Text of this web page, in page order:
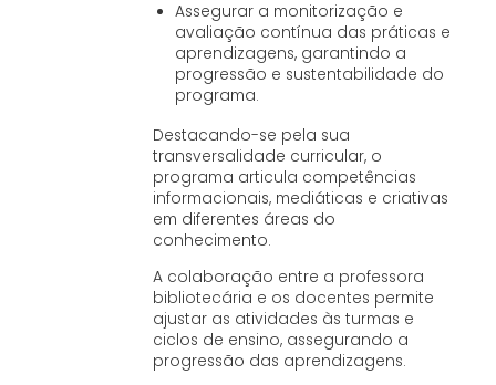
Assegurar a monitorização e
avaliação contínua das práticas e
aprendizagens, garantindo a
progressão e sustentabilidade do
programa.
Destacando-se pela sua
transversalidade curricular, o
programa articula competências
informacionais, mediáticas e criativas
em diferentes áreas do
conhecimento.
A colaboração entre a professora
bibliotecária e os docentes permite
ajustar as atividades às turmas e
ciclos de ensino, assegurando a
progressão das aprendizagens.